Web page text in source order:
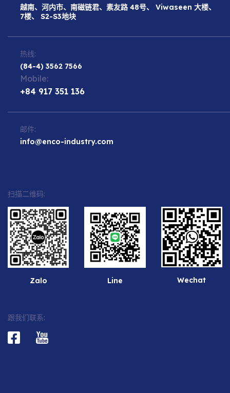
越南、河内市、南磁链君、素友路 48号、 Viwaseen 大楼、
7楼、 S2-S3地块
热线:
(84-4) 3562 7566
Mobile:
+84 917 351 136
邮件:
info@enco-industry.com
扫描二维码:
Zalo Line Wechat
跟我们联系: